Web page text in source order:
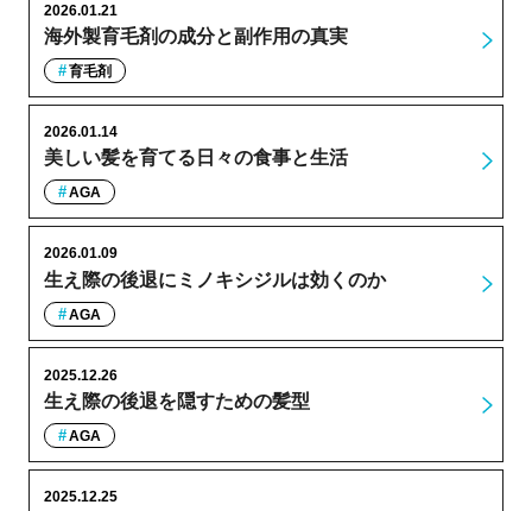
海外製育毛剤の成分と副作用の真実
2026.01.21
育毛剤
美しい髪を育てる日々の食事と生活
2026.01.14
AGA
生え際の後退にミノキシジルは効くのか
2026.01.09
AGA
生え際の後退を隠すための髪型
2025.12.26
AGA
2025.12.25